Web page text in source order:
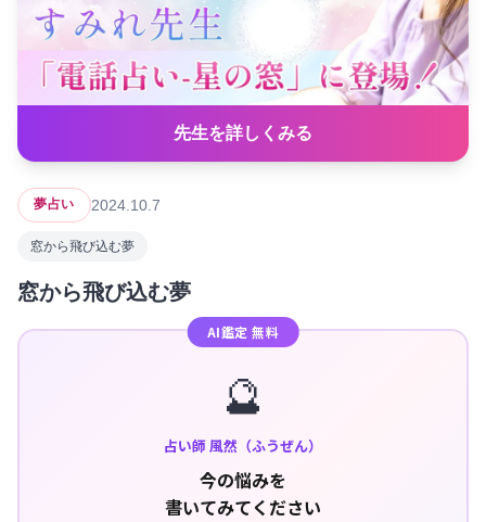
先生を詳しくみる
夢占い 2024.10.7
窓から飛び込む夢
窓から飛び込む夢
AI鑑定 無料
🔮
占い師 風然（ふうぜん）
今の悩みを
書いてみてください